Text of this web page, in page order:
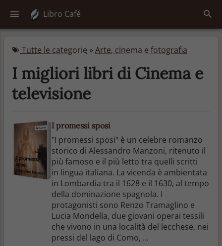
Libro Café
Tutte le categorie » Arte, cinema e fotografia
I migliori libri di Cinema e
televisione
I promessi sposi
"I promessi sposi" è un celebre romanzo
storico di Alessandro Manzoni, ritenuto il
più famoso e il più letto tra quelli scritti
in lingua italiana. La vicenda è ambientata
in Lombardia tra il 1628 e il 1630, al tempo
della dominazione spagnola. I
protagonisti sono Renzo Tramaglino e
Lucia Mondella, due giovani operai tessili
che vivono in una località del lecchese, nei
pressi del lago di Como, ...